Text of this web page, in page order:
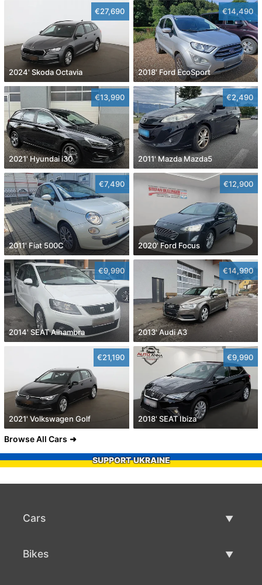
€27,690
2024' Skoda Octavia
€14,490
2018' Ford EcoSport
€13,990
2021' Hyundai i30
€2,490
2011' Mazda Mazda5
€7,490
2011' Fiat 500C
€12,900
2020' Ford Focus
€9,990
2014' SEAT Alhambra
€14,990
2013' Audi A3
€21,190
2021' Volkswagen Golf
€9,990
2018' SEAT Ibiza
Browse All Cars
SUPPORT UKRAINE
Cars
Bikes